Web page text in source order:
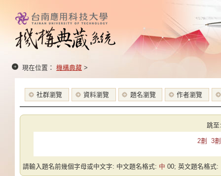
現在位置： 機構典藏 >
社群瀏覽 資料瀏覽 題名瀏覽 作者瀏覽
跳至:
2劃 3劃
請輸入題名前幾個字母或中文字: 中文題名格式: 中 00; 英文題名格式: